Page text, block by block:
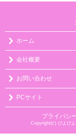
ホーム
会社概要
お問い合わせ
PCサイト
プライバシ
Copyright(c) ぴよぴ